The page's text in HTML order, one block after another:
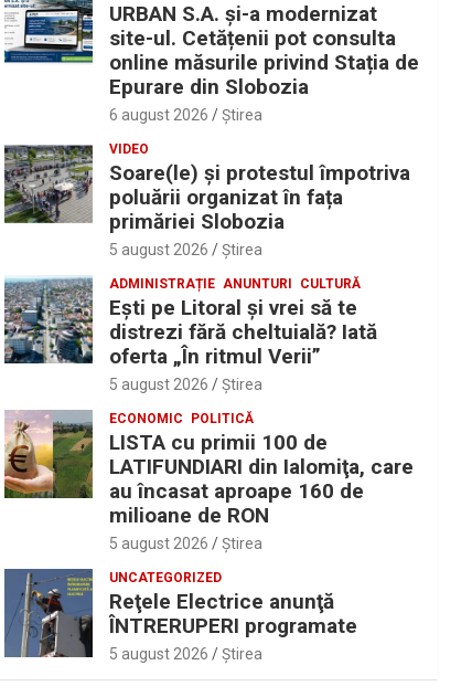
URBAN S.A. și-a modernizat
site-ul. Cetățenii pot consulta
online măsurile privind Stația de
Epurare din Slobozia
6 august 2026 Ştirea
VIDEO
Soare(le) și protestul împotriva
poluării organizat în fața
primăriei Slobozia
5 august 2026 Ştirea
ADMINISTRAȚIE ANUNTURI CULTURĂ
Eşti pe Litoral şi vrei să te
distrezi fără cheltuială? Iată
oferta „În ritmul Verii”
5 august 2026 Ştirea
ECONOMIC POLITICĂ
LISTA cu primii 100 de
LATIFUNDIARI din Ialomiţa, care
au încasat aproape 160 de
milioane de RON
5 august 2026 Ştirea
UNCATEGORIZED
Reţele Electrice anunţă
ÎNTRERUPERI programate
5 august 2026 Ştirea